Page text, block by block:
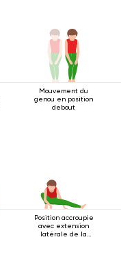
Mouvement du
genou en position
debout
Position accroupie
avec extension
latérale de la